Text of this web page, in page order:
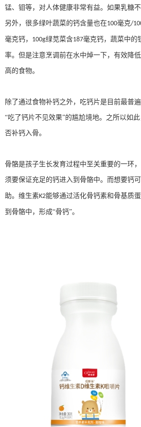
锰、钼等，对人体健康非常有益。如果乳糖
另外，很多绿叶蔬菜的钙含量也在100毫克/
毫克钙， 100g绿苋菜含187毫克钙，蔬菜中的
率。但是注意烹调前在水中焯一下，有效降
高的食物。
除了通过食物补钙之外，吃钙片是目前最普
“吃了钙片不见效果”的尴尬境地。之所以如
否补钙入骨。
骨骼是孩子生长发育过程中至关重要的一环
须要保证充足的钙进入到骨骼中。而想要钙
助。维生素K2能够通过活化骨钙素和骨基质
到骨骼中，形成“骨钙”。